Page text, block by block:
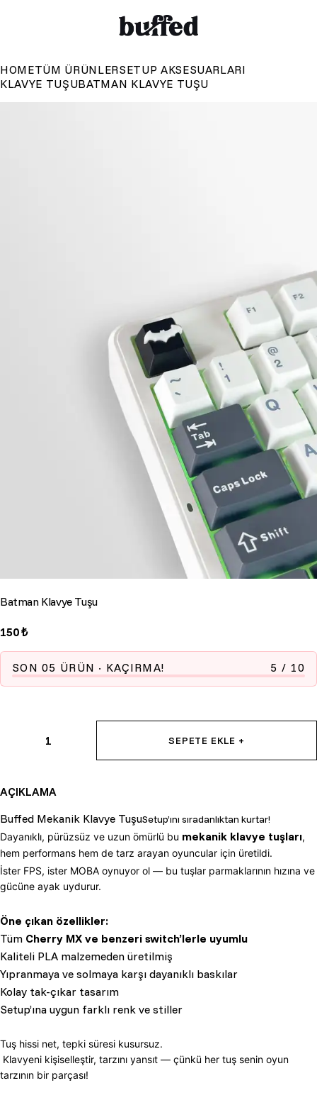
HOMETÜM ÜRÜNLERSETUP AKSESUARLARI
KLAVYE TUŞUBATMAN KLAVYE TUŞU
Batman Klavye Tuşu
150 ₺
SON 05 ÜRÜN · KAÇIRMA! 5 / 10
1 SEPETE EKLE +
AÇIKLAMA
Buffed Mekanik Klavye TuşuSetup’ını sıradanlıktan kurtar!
Dayanıklı, pürüzsüz ve uzun ömürlü bu mekanik klavye tuşları,
hem performans hem de tarz arayan oyuncular için üretildi.
İster FPS, ister MOBA oynuyor ol — bu tuşlar parmaklarının hızına ve
gücüne ayak uydurur.
Öne çıkan özellikler:
Tüm Cherry MX ve benzeri switch’lerle uyumlu
Kaliteli PLA malzemeden üretilmiş
Yıpranmaya ve solmaya karşı dayanıklı baskılar
Kolay tak-çıkar tasarım
Setup’ına uygun farklı renk ve stiller
Tuş hissi net, tepki süresi kusursuz.
Klavyeni kişiselleştir, tarzını yansıt — çünkü her tuş senin oyun
tarzının bir parçası!